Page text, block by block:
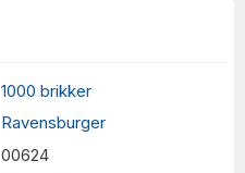
1000 brikker
Ravensburger
00624